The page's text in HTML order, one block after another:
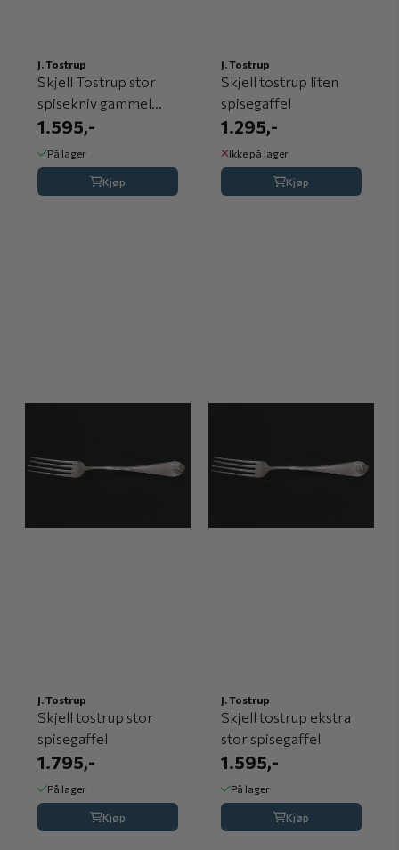
J. Tostrup
Skjell Tostrup stor
spisekniv gammel
versjon
1.595,-
På lager
Kjøp
J. Tostrup
Skjell tostrup liten
spisegaffel
1.295,-
Ikke på lager
Kjøp
J. Tostrup
Skjell tostrup stor
spisegaffel
1.795,-
På lager
Kjøp
J. Tostrup
Skjell tostrup ekstra
stor spisegaffel
1.595,-
På lager
Kjøp